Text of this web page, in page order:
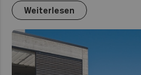
Weiterlesen